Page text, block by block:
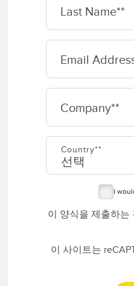
Last Name*
Email
Company*
Country*
I
이 양식을 제출하는
이 사이트는